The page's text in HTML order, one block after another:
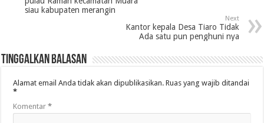
siau kabupaten merangin
Next
Kantor kepala Desa Tiaro Tidak
Ada satu pun penghuni nya
Tinggalkan Balasan
Alamat email Anda tidak akan dipublikasikan. Ruas yang wajib ditandai
*
Komentar*